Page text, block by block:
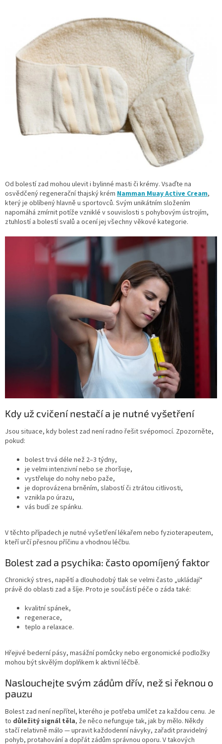
Od bolestí zad mohou ulevit i bylinné masti či krémy. Vsaďte na
osvědčený regenerační thajský krém Namman Muay Active Cream,
který je oblíbený hlavně u sportovců. Svým unikátním složením
napomáhá zmírnit potíže vzniklé v souvislosti s pohybovým ústrojím,
ztuhlostí a bolestí svalů a ocení jej všechny věkové kategorie.
Kdy už cvičení nestačí a je nutné vyšetření
Jsou situace, kdy bolest zad není radno řešit svépomocí. Zpozorněte,
pokud:
bolest trvá déle než 2–3 týdny,
je velmi intenzivní nebo se zhoršuje,
vystřeluje do nohy nebo paže,
je doprovázena brněním, slabostí či ztrátou citlivosti,
vznikla po úrazu,
vás budí ze spánku.
V těchto případech je nutné vyšetření lékařem nebo fyzioterapeutem,
kteří určí přesnou příčinu a vhodnou léčbu.
Bolest zad a psychika: často opomíjený faktor
Chronický stres, napětí a dlouhodobý tlak se velmi často „ukládají“
právě do oblasti zad a šíje. Proto je součástí péče o záda také:
kvalitní spánek,
regenerace,
teplo a relaxace.
Hřejivé bederní pásy, masážní pomůcky nebo ergonomické podložky
mohou být skvělým doplňkem k aktivní léčbě.
Naslouchejte svým zádům dřív, než si řeknou o
pauzu
Bolest zad není nepřítel, kterého je potřeba umlčet za každou cenu. Je
to důležitý signál těla, že něco nefunguje tak, jak by mělo. Někdy
stačí relativně málo — upravit každodenní návyky, zařadit pravidelný
pohyb, protahování a dopřát zádům správnou oporu. V takových